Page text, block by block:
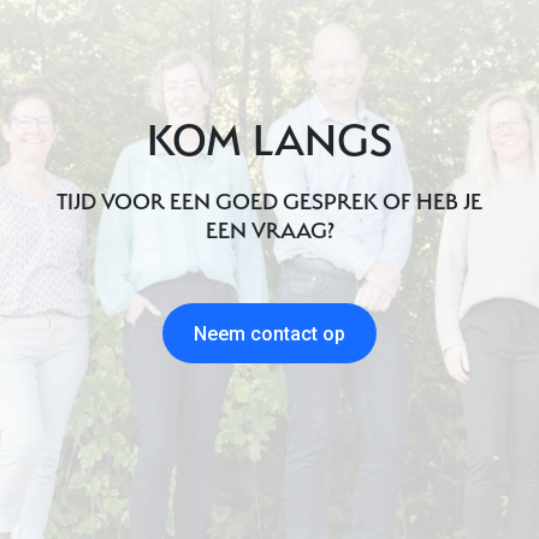
KOM LANGS
TIJD VOOR EEN GOED GESPREK OF HEB JE
EEN VRAAG?
Neem contact op